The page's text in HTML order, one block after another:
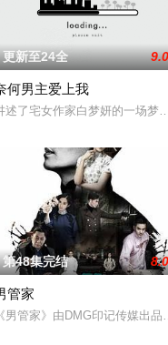
行赶到山区当场逮捕杀人犯
北京女人在这一背景下经历
更新至24全 9.0
何男主爱上我
述了宅女作家白梦妍的一场梦
女讼师方沉月（张楚寒饰
会对方为敌人，彼此算计对
第48集完结 8.0
管家
《男管家》由DMG印记传媒出